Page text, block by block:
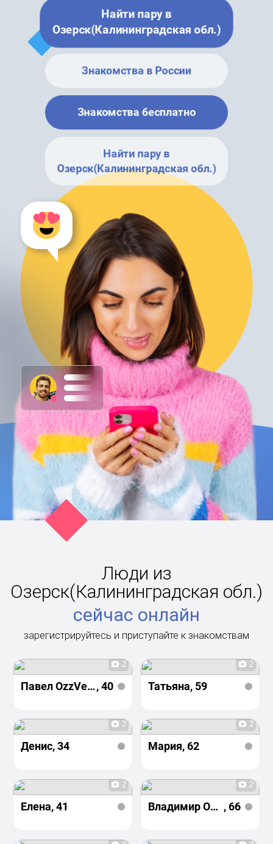
Найти пару в
Озерск(Калининградская обл.)
Знакомства в России
Знакомства бесплатно
Найти пару в
Озерск(Калининградская обл.)
Люди из
Озерск(Калининградская обл.)
сейчас онлайн
зарегистрируйтесь и приступайте к знакомствам
2
Павел OzzVeriN, 40
2
Татьяна, 59
2
Денис, 34
2
Мария, 62
2
Елена, 41
2
Владимир Осадовский , 66